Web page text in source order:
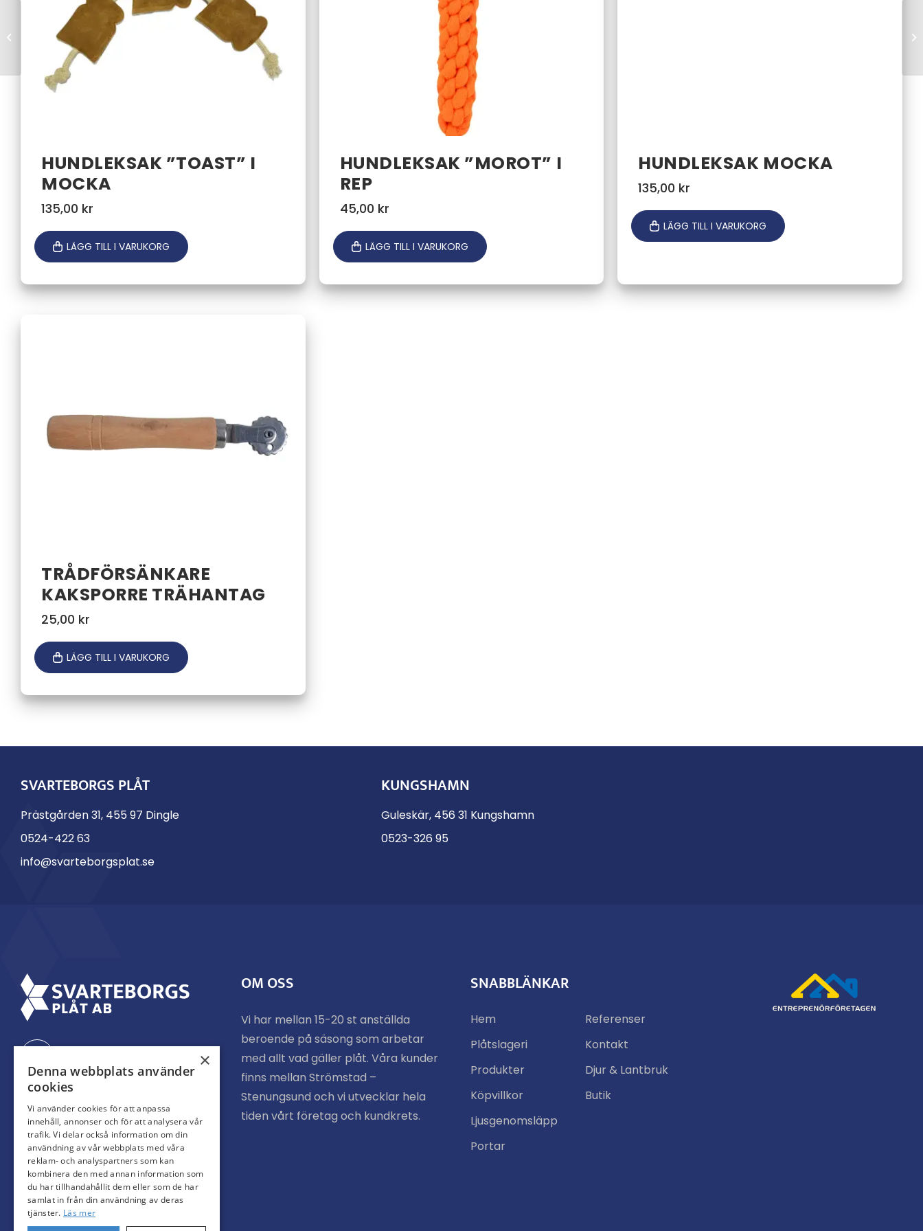
HUNDLEKSAK ”TOAST” I
MOCKA
135,00 kr
LÄGG TILL I VARUKORG
HUNDLEKSAK ”MOROT” I
REP
45,00 kr
LÄGG TILL I VARUKORG
HUNDLEKSAK MOCKA
135,00 kr
LÄGG TILL I VARUKORG
TRÅDFÖRSÄNKARE
KAKSPORRE TRÄHANTAG
25,00 kr
LÄGG TILL I VARUKORG
SVARTEBORGS PLÅT
Prästgården 31, 455 97 Dingle
0524-422 63
info@svarteborgsplat.se
KUNGSHAMN
Guleskär, 456 31 Kungshamn
0523-326 95
OM OSS
Vi har mellan 15-20 st anställda
beroende på säsong som arbetar
med allt vad gäller plåt. Våra kunder
finns mellan Strömstad –
Stenungsund och vi utvecklar hela
tiden vårt företag och kundkrets.
SNABBLÄNKAR
Hem
Referenser
Plåtslageri
Kontakt
Produkter
Djur & Lantbruk
Köpvillkor
Butik
Ljusgenomsläpp
Portar
Flexlinda Tass
×
Denna webbplats använder
cookies
Vi använder cookies för att anpassa
innehåll, annonser och för att analysera vår
trafik. Vi delar också information om din
användning av vår webbplats med våra
reklam- och analyspartners som kan
kombinera den med annan information som
du har tillhandahållit dem eller som de har
samlat in från din användning av deras
tjänster. Läs mer